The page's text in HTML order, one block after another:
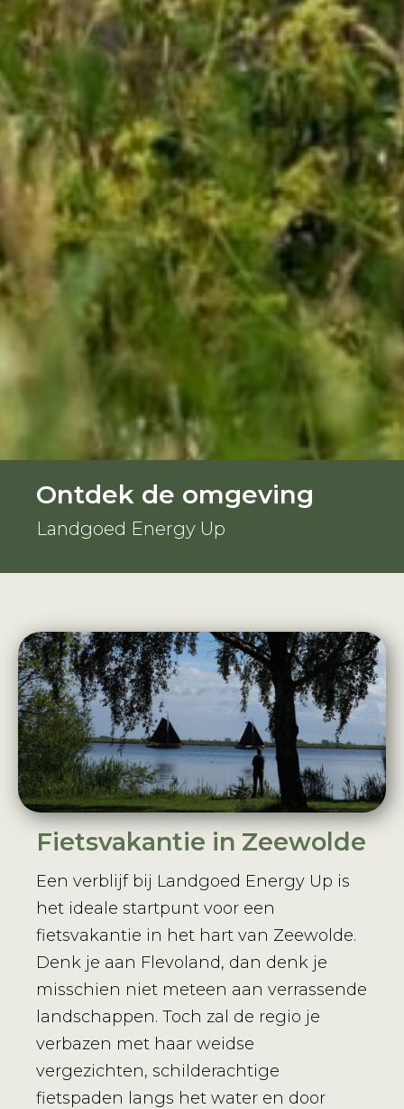
Ontdek de omgeving
Landgoed Energy Up
Fietsvakantie in Zeewolde
Een verblijf bij Landgoed Energy Up is
het ideale startpunt voor een
fietsvakantie in het hart van Zeewolde.
Denk je aan Flevoland, dan denk je
misschien niet meteen aan verrassende
landschappen. Toch zal de regio je
verbazen met haar weidse
vergezichten, schilderachtige
fietspaden langs het water en door